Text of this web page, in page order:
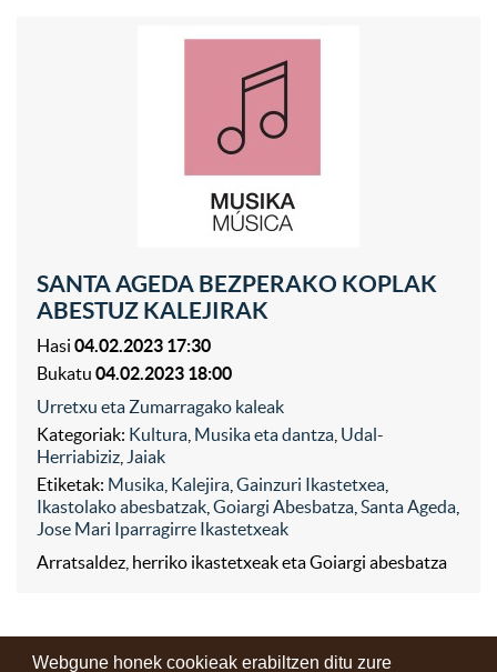
Webgune honek cookieak erabiltzen ditu zure
SANTA AGEDA BEZPERAKO KOPLAK
ABESTUZ KALEJIRAK
Hasi 04.02.2023 17:30
Bukatu 04.02.2023 18:00
Urretxu eta Zumarragako kaleak
Kategoriak: Kultura Musika eta dantza Udal-
Herriabiziz Jaiak
Etiketak: Musika Kalejira Gainzuri Ikastetxea
Ikastolako abesbatzak Goiargi Abesbatza Santa Ageda
Jose Mari Iparragirre Ikastetxeak
Arratsaldez, herriko ikastetxeak eta Goiargi abesbatza